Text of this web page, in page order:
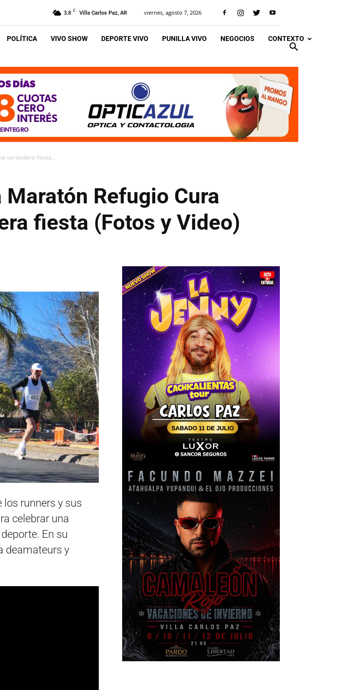
3.8 C Villa Carlos Paz, AR viernes, agosto 7, 2026
POLÍTICA VIVO SHOW DEPORTE VIVO PUNILLA VIVO NEGOCIOS CONTEXTO
verdadera fiesta...
Refugio Cura
fiesta (Fotos y Video)
runners y sus
celebrar una
En su
deamateurs y